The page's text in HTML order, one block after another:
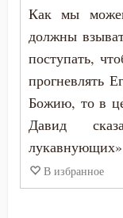
Закон Божий
Заповеди
Здоровье
Зло
Как мы
должны
поступать,
прогневлять
Божию, то в
Давид
В избранное